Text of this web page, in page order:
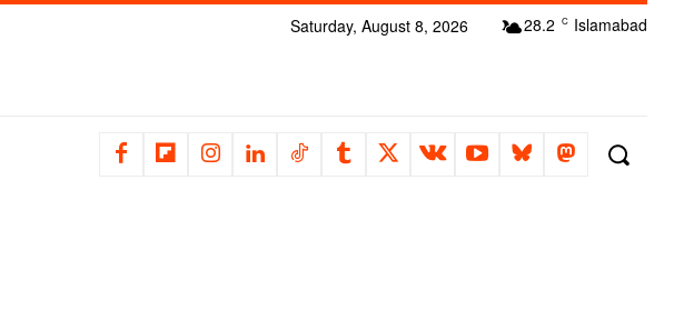
28.2 C Islamabad
Saturday, August 8, 2026